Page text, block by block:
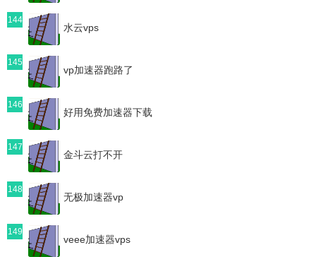
144
水云vps
145
vp加速器跑路了
146
好用免费加速器下载
147
金斗云打不开
148
无极加速器vp
149
veee加速器vps